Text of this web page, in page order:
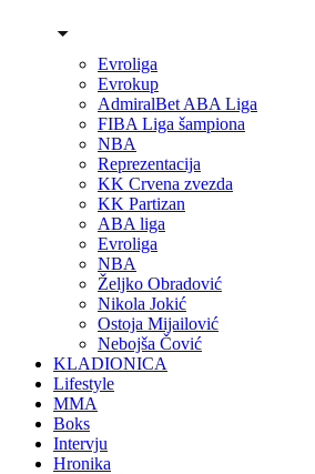
Evroliga
Evrokup
AdmiralBet ABA Liga
FIBA Liga šampiona
NBA
Reprezentacija
KK Crvena zvezda
KK Partizan
ABA liga
Evroliga
NBA
Željko Obradović
Nikola Jokić
Ostoja Mijailović
Nebojša Čović
KLADIONICA
Lifestyle
MMA
Boks
Intervju
Hronika